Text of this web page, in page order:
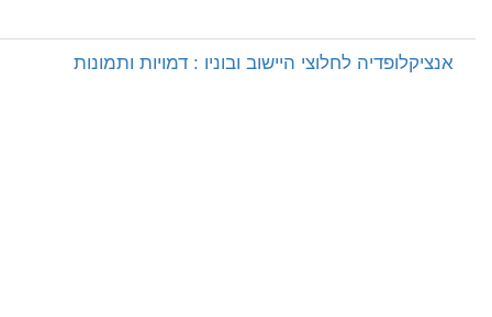
אנציקלופדיה לחלוצי היישוב ובוניו : דמויות ותמונות